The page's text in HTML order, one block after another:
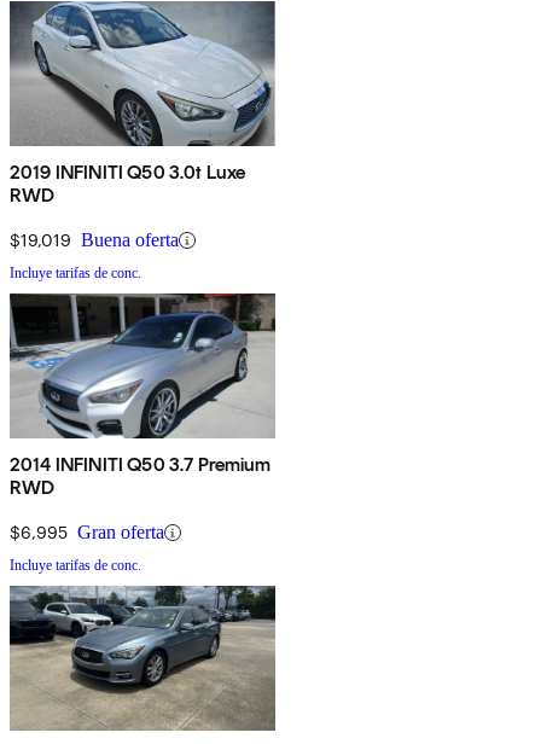
2019 INFINITI Q50 3.0t Luxe
RWD
$19,019 Buena oferta
Incluye tarifas de conc.
2014 INFINITI Q50 3.7 Premium
RWD
$6,995 Gran oferta
Incluye tarifas de conc.